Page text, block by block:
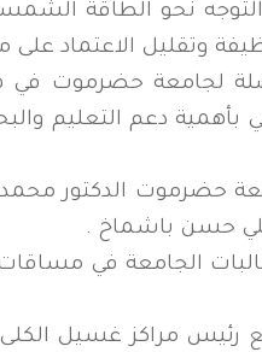
نحو الطاقة
وتقليل الاعتماد على
لجامعة حضرموت في
دعم التعليم
حضرموت الدكتور
حسن باشماخ .
الجامعة في مساقات
مراكز غسيل